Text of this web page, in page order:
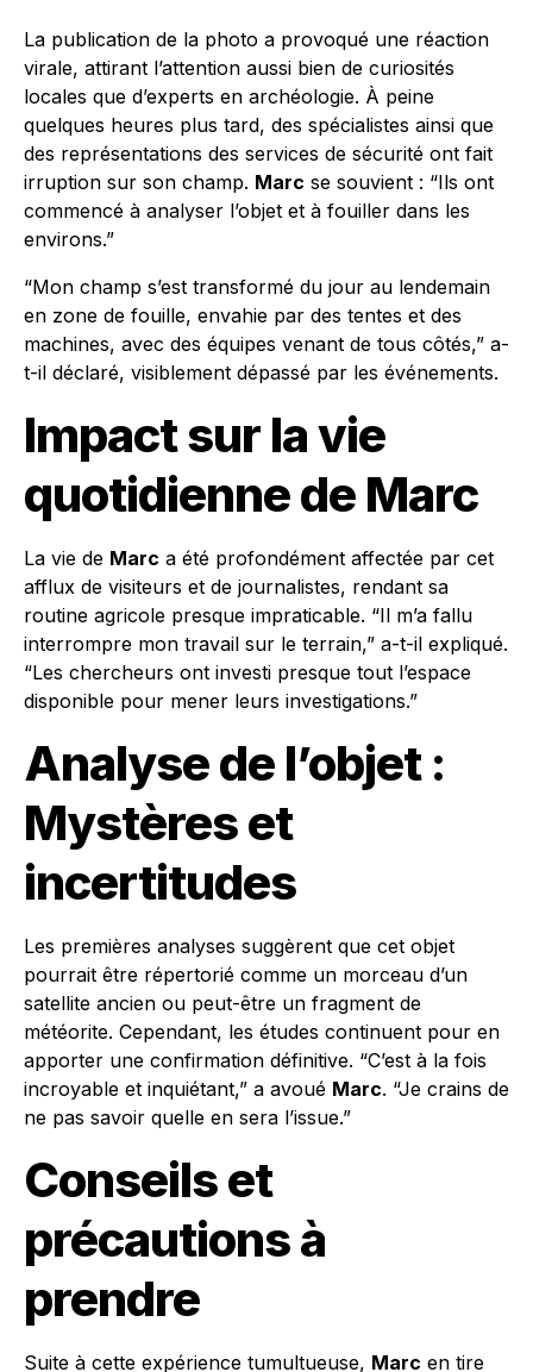
La publication de la photo a provoqué une réaction
virale, attirant l’attention aussi bien de curiosités
locales que d’experts en archéologie. À peine
quelques heures plus tard, des spécialistes ainsi que
des représentations des services de sécurité ont fait
irruption sur son champ. Marc se souvient : “Ils ont
commencé à analyser l’objet et à fouiller dans les
environs.”
“Mon champ s’est transformé du jour au lendemain
en zone de fouille, envahie par des tentes et des
machines, avec des équipes venant de tous côtés,” a-
t-il déclaré, visiblement dépassé par les événements.
Impact sur la vie
quotidienne de Marc
La vie de Marc a été profondément affectée par cet
afflux de visiteurs et de journalistes, rendant sa
routine agricole presque impraticable. “Il m’a fallu
interrompre mon travail sur le terrain,” a-t-il expliqué.
“Les chercheurs ont investi presque tout l’espace
disponible pour mener leurs investigations.”
Analyse de l’objet :
Mystères et
incertitudes
Les premières analyses suggèrent que cet objet
pourrait être répertorié comme un morceau d’un
satellite ancien ou peut-être un fragment de
météorite. Cependant, les études continuent pour en
apporter une confirmation définitive. “C’est à la fois
incroyable et inquiétant,” a avoué Marc. “Je crains de
ne pas savoir quelle en sera l’issue.”
Conseils et
précautions à
prendre
Suite à cette expérience tumultueuse, Marc en tire